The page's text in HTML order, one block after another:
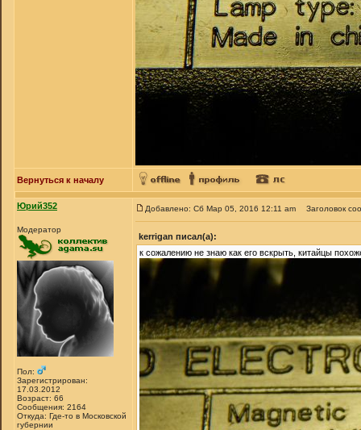
Вернуться к началу
Юрий352
Модератор
Пол:
Зарегистрирован:
17.03.2012
Возраст: 66
Сообщения: 2164
Откуда: Где-то в Московской
губернии
Добавлено: Сб Мар 05, 2016 12:11 am Заголовок
kerrigan писал(а):
к сожалению не знаю как его вскрыть, китайцы